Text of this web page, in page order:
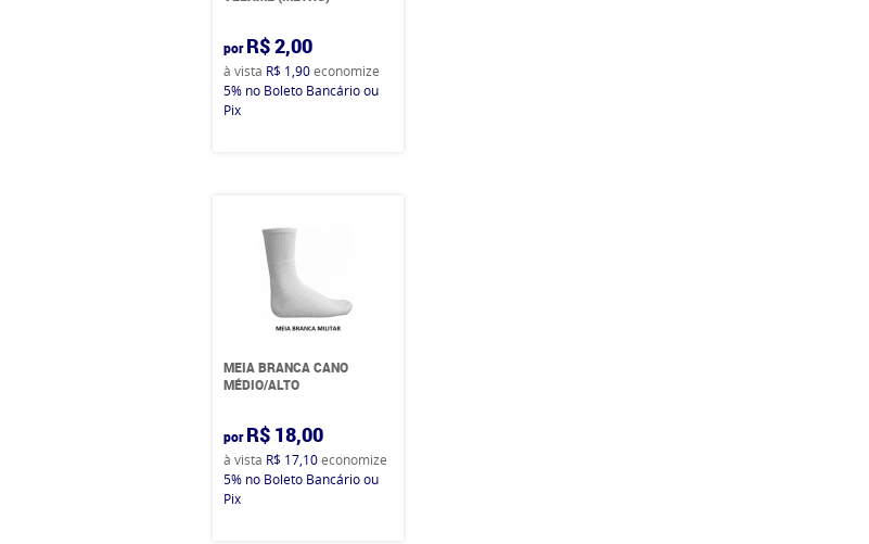
por R$ 2,00
à vista R$ 1,90economize
5% no Boleto Bancário ou
Pix
MEIA BRANCA CANO
MÉDIO/ALTO
por R$ 18,00
à vista R$ 17,10economize
5% no Boleto Bancário ou
Pix